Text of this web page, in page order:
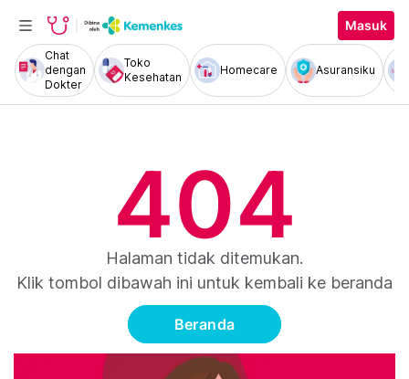
Masuk
Chat
dengan
Dokter
Toko
Kesehatan
Homecare Asuransiku
404
Halaman tidak ditemukan.
Klik tombol dibawah ini untuk kembali ke beranda
Beranda